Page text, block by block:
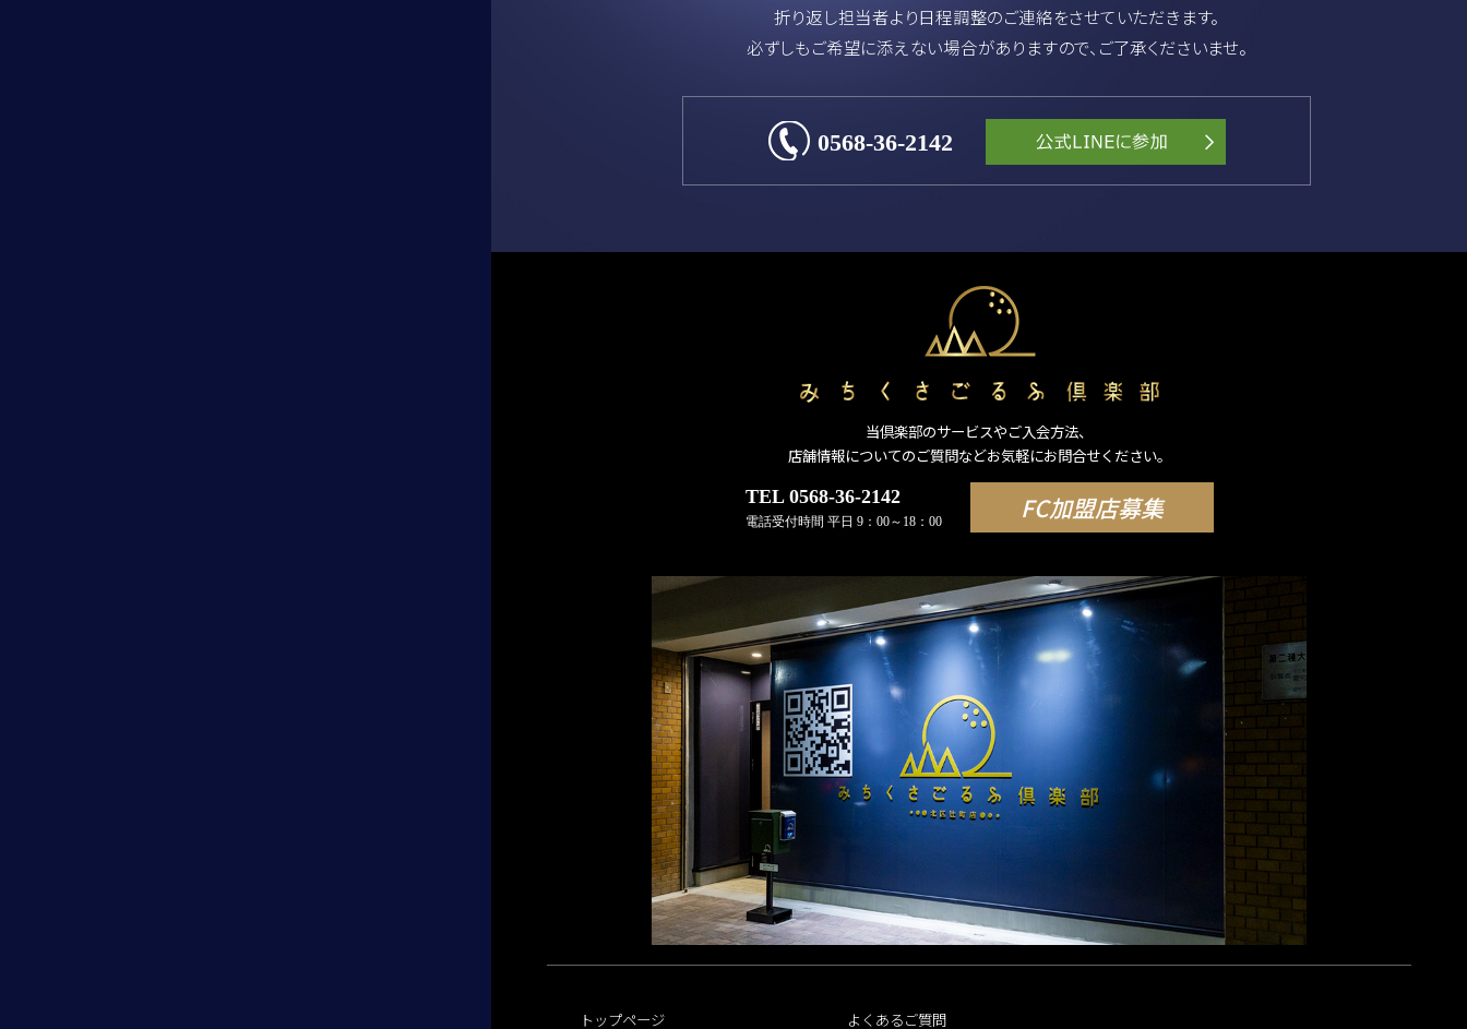
折り返し担当者より日程調整のご連絡をさせていただきます。
必ずしもご希望に添えない場合がありますので、ご了承くださいませ。
0568-36-2142
当倶楽部のサービスやご入会方法、
店舗情報についてのご質問などお気軽にお問合せください。
TEL 0568-36-2142
電話受付時間 平日 9：00～18：00 FC加盟店募集
トップページ よくあるご質問